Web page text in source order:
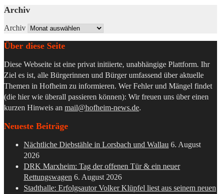
Archiv
Archiv
Über diese Seite
Diese Webseite ist eine privat initiierte, unabhängige Plattform. Ihr
Ziel es ist, alle Bürgerinnen und Bürger umfassend über aktuelle
Themen in Hofheim zu informieren. Wer Fehler und Mängel findet
(die hier wie überall passieren können): Wir freuen uns über einen
kurzen Hinweis an mail@hofheim-news.de.
Neueste Beiträge
Nächtliche Diebstähle in Lorsbach und Wallau 6. August
2026
DRK Marxheim: Tag der offenen Tür & ein neuer
Rettungswagen 6. August 2026
Stadthalle: Erfolgsautor Volker Klüpfel liest aus seinem neuen